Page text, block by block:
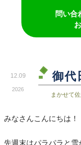
問い合
御代
まかせて佐
2026
12.09
みなさんこんにちは！
先週末はパラパラと